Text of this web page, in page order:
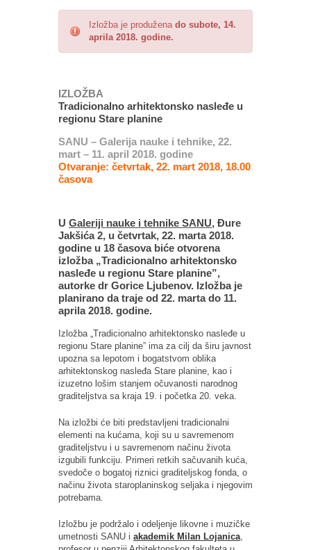
Izložba je produžena do subote, 14.
aprila 2018. godine.
IZLOŽBA
Tradicionalno arhitektonsko nasleđe u
regionu Stare planine
SANU – Galerija nauke i tehnike, 22.
mart – 11. april 2018. godine
Otvaranje: četvrtak, 22. mart 2018, 18.00
časova
U Galeriji nauke i tehnike SANU, Đure
Jakšića 2, u četvrtak, 22. marta 2018.
godine u 18 časova biće otvorena
izložba „Tradicionalno arhitektonsko
nasleđe u regionu Stare planine”,
autorke dr Gorice Ljubenov. Izložba je
planirano da traje od 22. marta do 11.
aprila 2018. godine.
Izložba „Tradicionalno arhitektonsko nasleđe u
regionu Stare planine” ima za cilj da širu javnost
upozna sa lepotom i bogatstvom oblika
arhitektonskog nasleđa Stare planine, kao i
izuzetno lošim stanjem očuvanosti narodnog
graditeljstva sa kraja 19. i početka 20. veka.
Na izložbi će biti predstavljeni tradicionalni
elementi na kućama, koji su u savremenom
graditeljstvu i u savremenom načinu života
izgubili funkciju. Primeri retkih sačuvanih kuća,
svedoče o bogatoj riznici graditeljskog fonda, o
načinu života staroplaninskog seljaka i njegovim
potrebama.
Izložbu je podržalo i odeljenje likovne i muzičke
umetnosti SANU i akademik Milan Lojanica,